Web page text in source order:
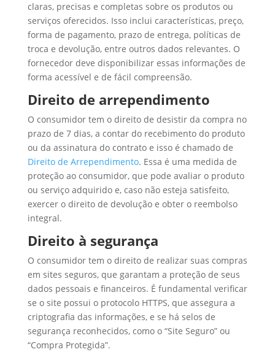
claras, precisas e completas sobre os produtos ou
serviços oferecidos. Isso inclui características, preço,
forma de pagamento, prazo de entrega, políticas de
troca e devolução, entre outros dados relevantes. O
fornecedor deve disponibilizar essas informações de
forma acessível e de fácil compreensão.
Direito de arrependimento
O consumidor tem o direito de desistir da compra no
prazo de 7 dias, a contar do recebimento do produto
ou da assinatura do contrato e isso é chamado de
Direito de Arrependimento. Essa é uma medida de
proteção ao consumidor, que pode avaliar o produto
ou serviço adquirido e, caso não esteja satisfeito,
exercer o direito de devolução e obter o reembolso
integral.
Direito à segurança
O consumidor tem o direito de realizar suas compras
em sites seguros, que garantam a proteção de seus
dados pessoais e financeiros. É fundamental verificar
se o site possui o protocolo HTTPS, que assegura a
criptografia das informações, e se há selos de
segurança reconhecidos, como o “Site Seguro” ou
“Compra Protegida”.